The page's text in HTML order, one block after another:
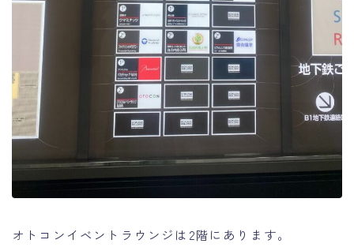
オトコンイベントラウンジは2階にあります。